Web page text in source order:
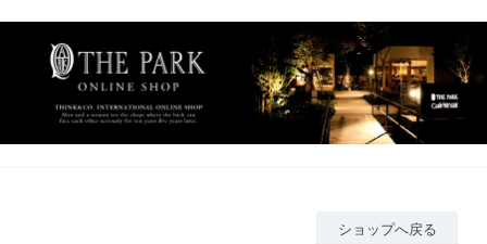
ショップへ戻る